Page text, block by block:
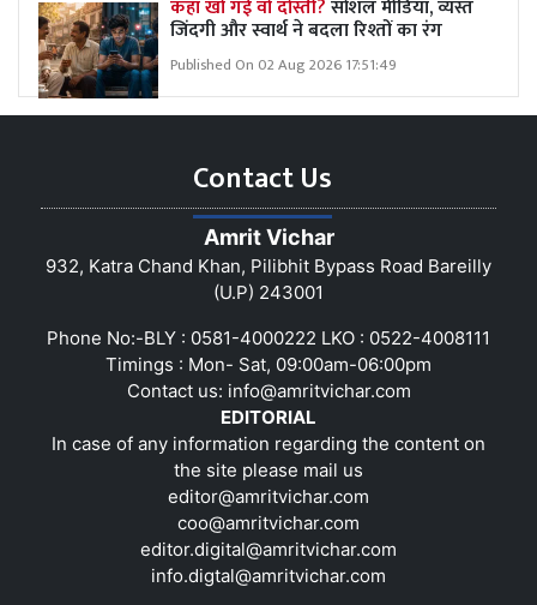
कहां खो गई वो दोस्ती?सोशल मीडिया, व्यस्त
जिंदगी और स्वार्थ ने बदला रिश्तों का रंग
Published On 02 Aug 2026 17:51:49
Contact Us
Amrit Vichar
932, Katra Chand Khan, Pilibhit Bypass Road Bareilly
(U.P) 243001
Phone No:-BLY : 0581-4000222 LKO : 0522-4008111
Timings : Mon- Sat, 09:00am-06:00pm
Contact us: info@amritvichar.com
EDITORIAL
In case of any information regarding the content on
the site please mail us
editor@amritvichar.com
coo@amritvichar.com
editor.digital@amritvichar.com
info.digtal@amritvichar.com